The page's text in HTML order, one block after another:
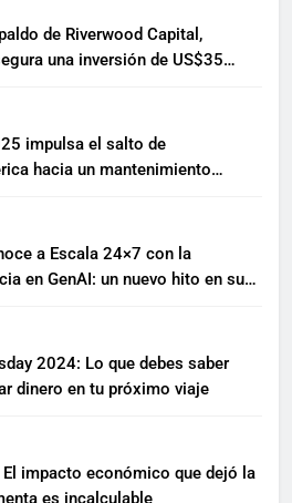
de Riverwood Capital,
una inversión de US$35
impulsa el salto de
hacia un mantenimiento
a Escala 24×7 con la
en GenAI: un nuevo hito en su
2024: Lo que debes saber
dinero en tu próximo viaje
impacto económico que dejó la
es incalculable